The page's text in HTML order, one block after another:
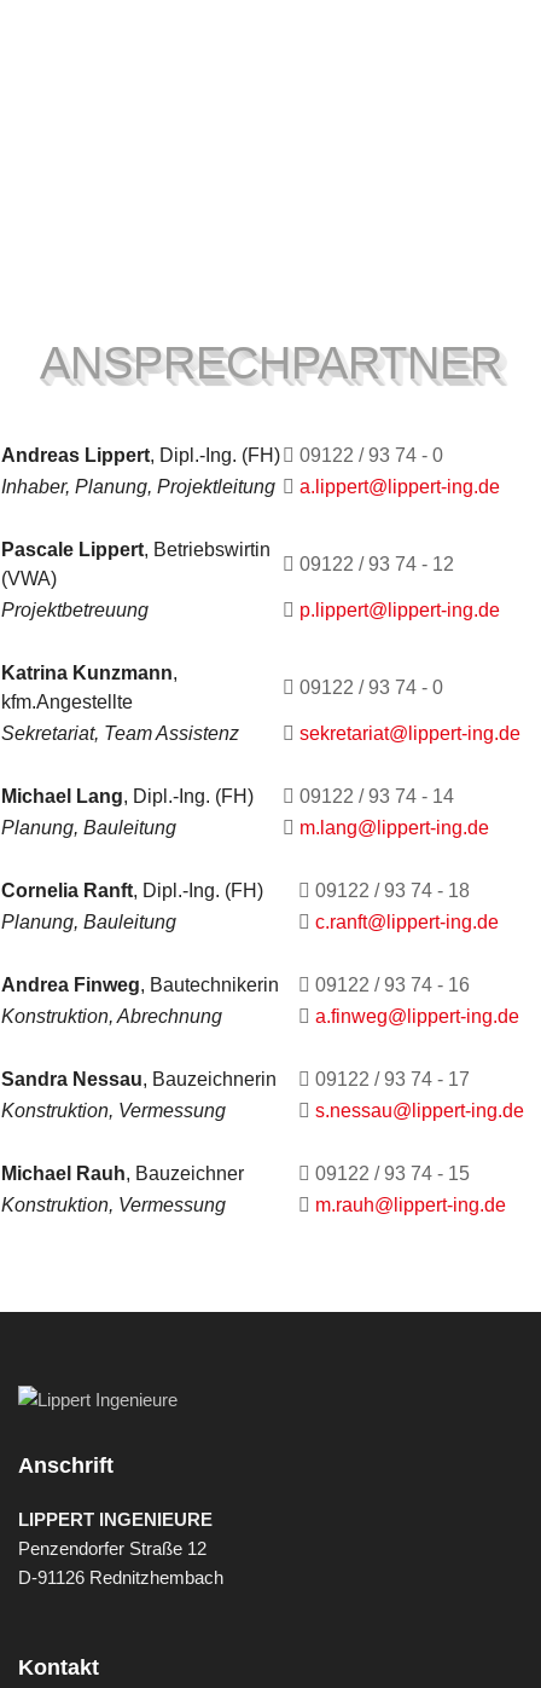
ANSPRECHPARTNER
Andreas Lippert, Dipl.-Ing. (FH)
09122 / 93 74 - 0
Inhaber, Planung, Projektleitung
a.lippert@lippert-ing.de
Pascale Lippert, Betriebswirtin
(VWA)
09122 / 93 74 - 12
Projektbetreuung p.lippert@lippert-ing.de
Katrina Kunzmann,
kfm.Angestellte
09122 / 93 74 - 0
Sekretariat, Team Assistenz sekretariat@lippert-ing.de
Michael Lang, Dipl.-Ing. (FH)
09122 / 93 74 - 14
Planung, Bauleitung
m.lang@lippert-ing.de
Cornelia Ranft, Dipl.-Ing. (FH)
09122 / 93 74 - 18
Planung, Bauleitung
c.ranft@lippert-ing.de
Andrea Finweg, Bautechnikerin
09122 / 93 74 - 16
Konstruktion, Abrechnung
a.finweg@lippert-ing.de
Sandra Nessau, Bauzeichnerin
09122 / 93 74 - 17
Konstruktion, Vermessung
s.nessau@lippert-ing.de
Michael Rauh, Bauzeichner
09122 / 93 74 - 15
Konstruktion, Vermessung
m.rauh@lippert-ing.de
Anschrift
LIPPERT INGENIEURE
Penzendorfer Straße 12
D-91126 Rednitzhembach
Kontakt